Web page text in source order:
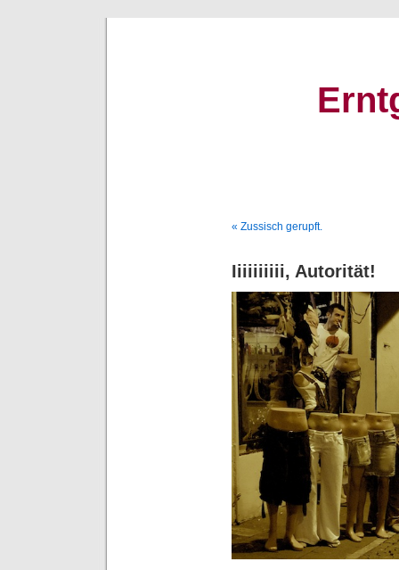
« Zussisch gerupft.
Iiiiiiiiii, Autorität!